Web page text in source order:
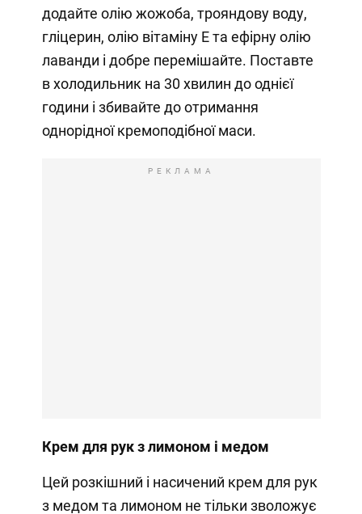
додайте олію жожоба, трояндову воду,
гліцерин, олію вітаміну Е та ефірну олію
лаванди і добре перемішайте. Поставте
в холодильник на 30 хвилин до однієї
години і збивайте до отримання
однорідної кремоподібної маси.
РЕКЛАМА
Крем для рук з лимоном і медом
Цей розкішний і насичений крем для рук
з медом та лимоном не тільки зволожує